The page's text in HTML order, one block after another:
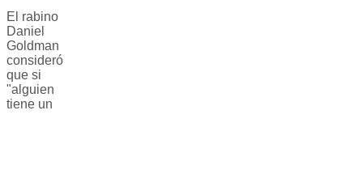
El rabino
Daniel
Goldman
consideró
que si
"alguien
tiene un